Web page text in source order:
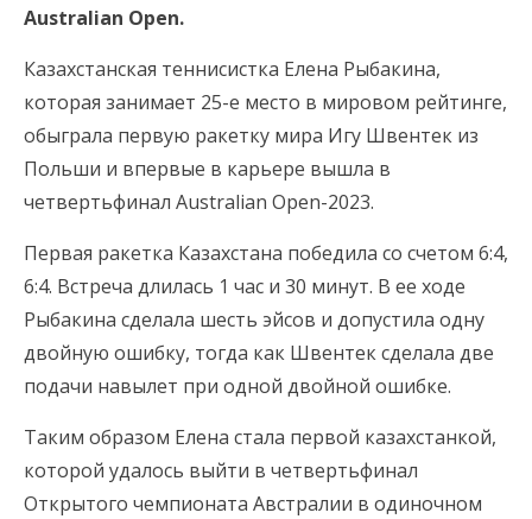
Australian Open.
Казахстанская теннисистка Елена Рыбакина,
которая занимает 25-е место в мировом рейтинге,
обыграла первую ракетку мира Игу Швентек из
Польши и впервые в карьере вышла в
четвертьфинал Australian Open-2023.
Первая ракетка Казахстана победила со счетом 6:4,
6:4. Встреча длилась 1 час и 30 минут. В ее ходе
Рыбакина сделала шесть эйсов и допустила одну
двойную ошибку, тогда как Швентек сделала две
подачи навылет при одной двойной ошибке.
Таким образом Елена стала первой казахстанкой,
которой удалось выйти в четвертьфинал
Открытого чемпионата Австралии в одиночном